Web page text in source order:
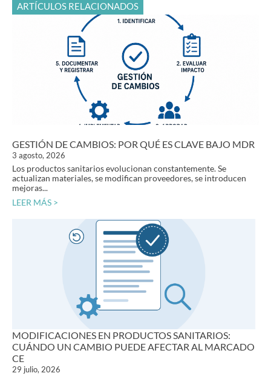
ARTÍCULOS RELACIONADOS
GESTIÓN DE CAMBIOS: POR QUÉ ES CLAVE BAJO MDR
3 agosto, 2026
Los productos sanitarios evolucionan constantemente. Se
actualizan materiales, se modifican proveedores, se introducen
mejoras...
LEER MÁS >
MODIFICACIONES EN PRODUCTOS SANITARIOS:
CUÁNDO UN CAMBIO PUEDE AFECTAR AL MARCADO
CE
29 julio, 2026